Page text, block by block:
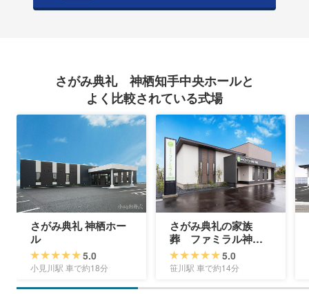
さがみ典礼 神栖知手中央ホールと
よく比較されている式場
さがみ典礼 神栖ホー
ル
5.0
小見川駅 車で約18分
さがみ典礼の家族
葬 ファミラル神栖
大野原
5.0
笹川駅 車で約14分